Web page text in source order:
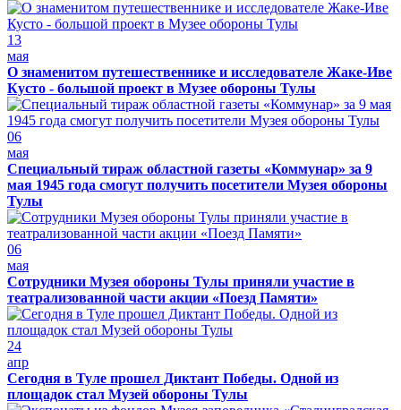
13
мая
О знаменитом путешественнике и исследователе Жаке-Иве
Кусто - большой проект в Музее обороны Тулы
06
мая
Специальный тираж областной газеты «Коммунар» за 9
мая 1945 года смогут получить посетители Музея обороны
Тулы
06
мая
Сотрудники Музея обороны Тулы приняли участие в
театрализованной части акции «Поезд Памяти»
24
апр
Сегодня в Туле прошел Диктант Победы. Одной из
площадок стал Музей обороны Тулы